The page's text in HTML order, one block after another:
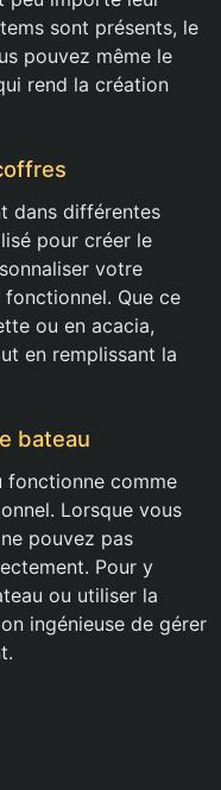
sont présents, le
pouvez même le
rend la création
dans différentes
pour créer le
votre
Que ce
ou en acacia,
en remplissant la
bateau
fonctionne comme
Lorsque vous
pouvez pas
Pour y
ou utiliser la
ingénieuse de gérer